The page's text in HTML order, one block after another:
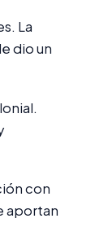
La
dio un
con
aportan